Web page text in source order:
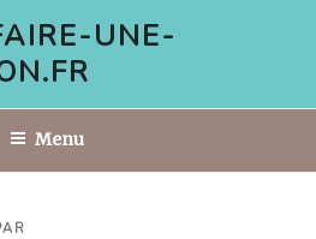
UNE-
Menu